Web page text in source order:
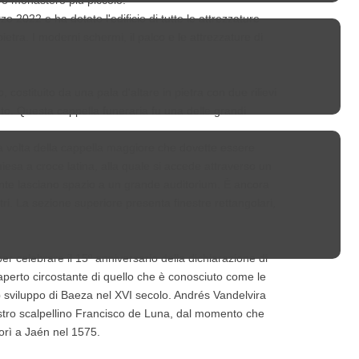
2022 e ha dotato l'edificio di tutte le attrezzature
I moderni schermi, il palco e le attrezzature di
da una pala d'altare in pietra con due rilievi
Questa cappella funeraria fu una delle grandi
della cappella maggiore che dovette essere
a croce latina, alla quale si accede attraverso un
lasciano spazio a un grande auditorium. È ancora
La sezione superiore presenta finestre rettangolari,
celebrare il 15º anniversario della dichiarazione di
circostante di quello che è conosciuto come le
di Baeza nel XVI secolo. Andrés Vandelvira
scalpellino Francisco de Luna, dal momento che
a Jaén nel 1575.